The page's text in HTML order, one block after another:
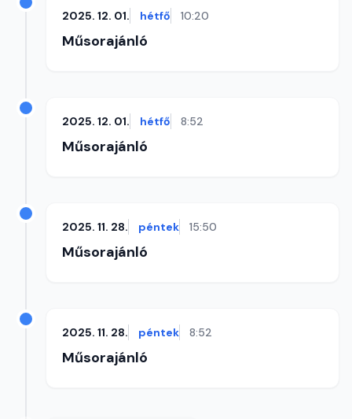
2025. 12. 01. hétfő 10:20
Műsorajánló
2025. 12. 01. hétfő 8:52
Műsorajánló
2025. 11. 28. péntek 15:50
Műsorajánló
2025. 11. 28. péntek 8:52
Műsorajánló